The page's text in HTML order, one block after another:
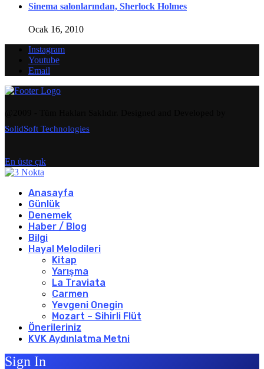
Sinema salonlarından, Sherlock Holmes
Ocak 16, 2010
Instagram
Youtube
Email
SolidSoft Technologies
En üste çık
Anasayfa
Günlük
Denemek
Haber / Blog
Bilgi
Hayal Melodileri
Kitap
Yarışma
La Traviata
Carmen
Yevgeni Onegin
Mozart – Sihirli Flüt
Önerileriniz
KVK Aydınlatma Metni
Sign In